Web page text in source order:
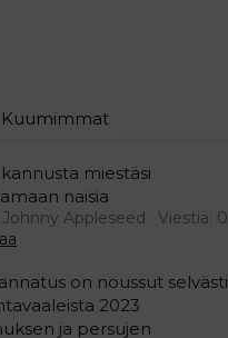
Kuumimmat
miestäsi
naisia
Appleseed
Viestiä: 0
on noussut selvästi
2023
ja persujen